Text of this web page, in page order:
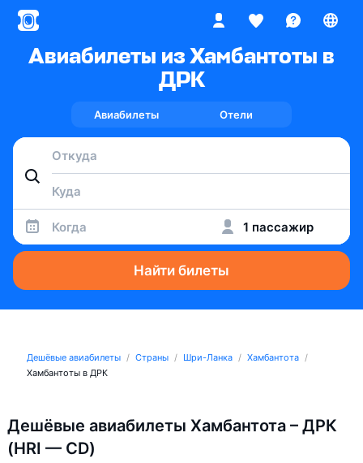
Авиабилеты из Хамбантоты в
ДРК
Авиабилеты Отели
Когда 1 пассажир
Найти билеты
Дешёвые авиабилеты Страны Шри-Ланка
Хамбантота
Хамбантоты в ДРК
Дешёвые авиабилеты Хамбантота – ДРК
(HRI — CD)